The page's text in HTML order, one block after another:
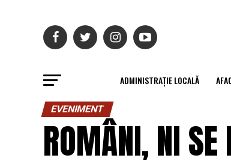
ADMINISTRAȚIE LOCALĂ
EVENIMENT
ROMÂNI, NI SE